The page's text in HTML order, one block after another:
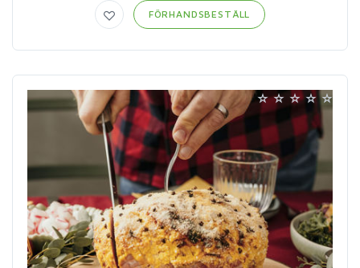
FÖRHANDSBESTÄLL